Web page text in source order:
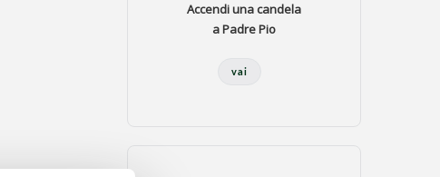
Accendi una candela
a Padre Pio
vai